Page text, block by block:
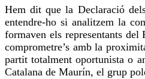
Hem dit que la Declaració
entendre-ho si analitzem la
formaven els representants
comprometre’s amb la
partit totalment oportunista o
Catalana de Maurín, el grup